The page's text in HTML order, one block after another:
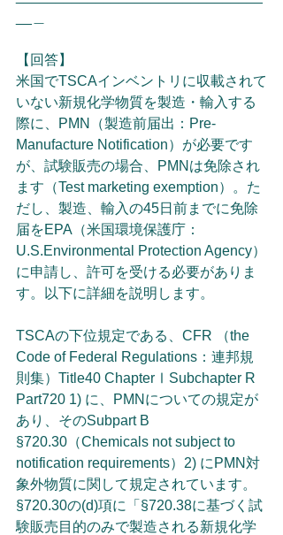
【回答】
米国でTSCAインベントリに収載されて
いない新規化学物質を製造・輸入する
際に、PMN（製造前届出：Pre-
Manufacture Notification）が必要です
が、試験販売の場合、PMNは免除され
ます（Test marketing exemption）。た
だし、製造、輸入の45日前までに免除
届をEPA（米国環境保護庁：
U.S.Environmental Protection Agency）
に申請し、許可を受ける必要がありま
す。以下に詳細を説明します。
TSCAの下位規定である、CFR （the
Code of Federal Regulations：連邦規
則集）Title40 ChapterⅠSubchapter R
Part720 1) に、PMNについての規定が
あり、そのSubpart B
§720.30（Chemicals not subject to
notification requirements）2) にPMN対
象外物質に関して規定されています。
§720.30の(d)項に「§720.38に基づく試
験販売目的のみで製造される新規化学